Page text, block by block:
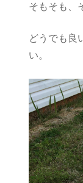
そもそも、
どうでも良
い。